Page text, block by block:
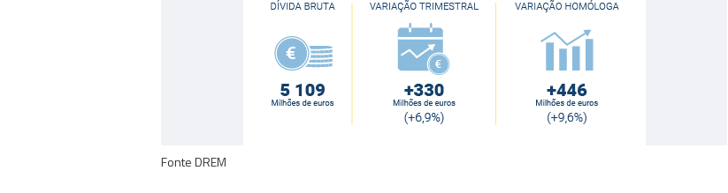
Fonte DREM